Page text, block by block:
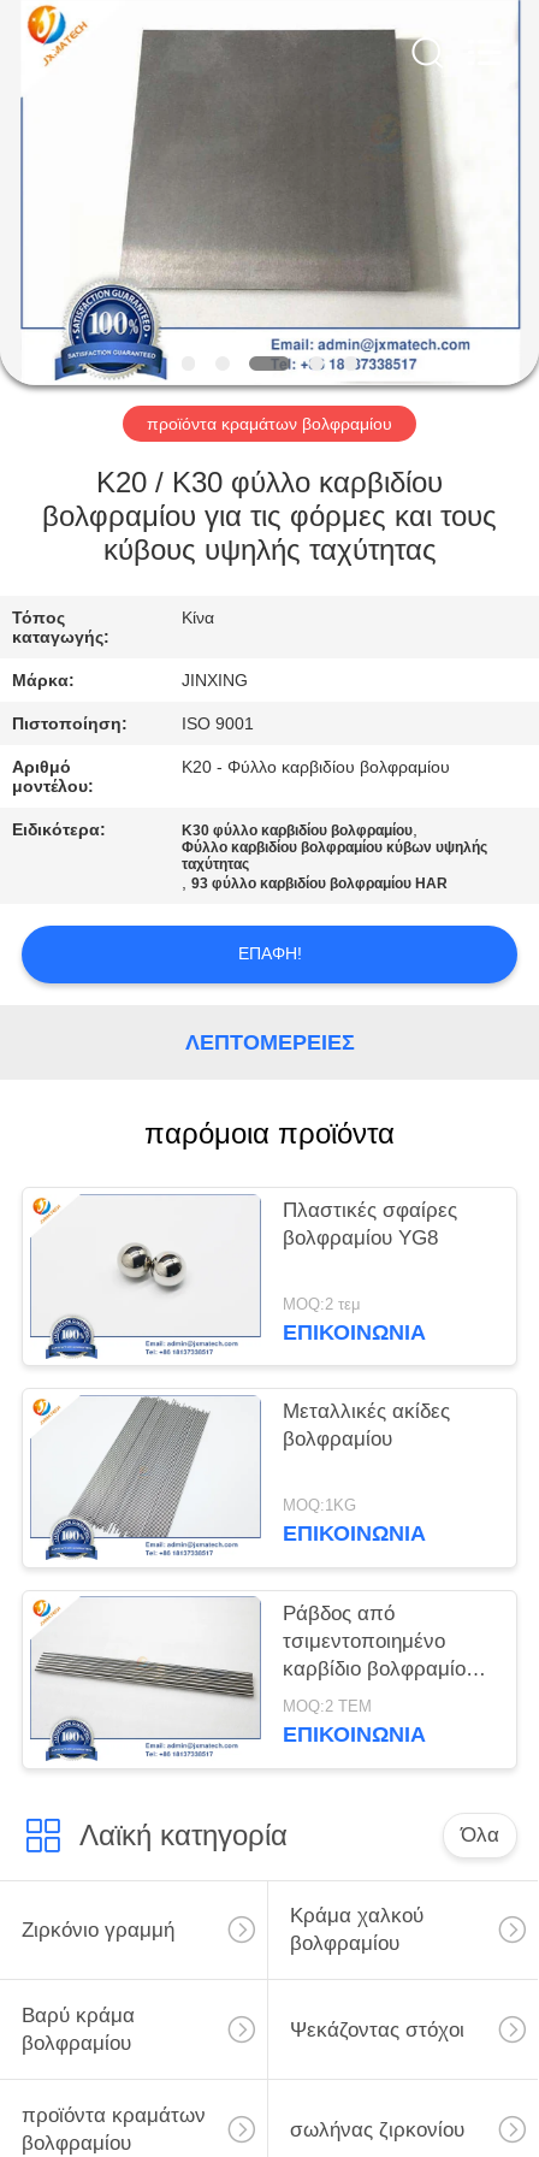
ΠΡΟΪΌΝΤΑ
ΠΕΡΊΠΟΥ
ΕΜΕΊΣ
ΓΎΡΟΣ
ΕΡΓΟΣΤΑΣΊΩΝ
ΜΑΣ
ΕΛΆΤΕ
ΕΠΑΦΉ
ΜΕ
ΕΙΔΉΣΕΙΣ
ΠΕΡΙΠΤΏΣΕΙΣ
ΈΝΑ
ΑΠΌΣΠΑΣΜΑ
PRIVACY
Rights
Reserved.
ECER
προϊόντα κραμάτων βολφραμίου
K20 / K30 φύλλο καρβιδίου
βολφραμίου για τις φόρμες και τους
κύβους υψηλής ταχύτητας
Τόπος
καταγωγής:
Κίνα
Μάρκα: JINXING
Πιστοποίηση: ISO 9001
Αριθμό
μοντέλου:
K20 - Φύλλο καρβιδίου βολφραμίου
Ειδικότερα: K30 φύλλο καρβιδίου βολφραμίου,
Φύλλο καρβιδίου βολφραμίου κύβων υψηλής
ταχύτητας
,93 φύλλο καρβιδίου βολφραμίου HAR
ΕΠΑΦΉ!
ΛΕΠΤΟΜΈΡΕΙΕΣ
παρόμοια προϊόντα
Πλαστικές σφαίρες
βολφραμίου YG8
MOQ:2 τεμ
ΕΠΙΚΟΙΝΩΝΊΑ
Μεταλλικές ακίδες
βολφραμίου
MOQ:1KG
ΕΠΙΚΟΙΝΩΝΊΑ
Ράβδος από
τσιμεντοποιημένο
καρβίδιο βολφραμίου
YG8
MOQ:2 ΤΕΜ
ΕΠΙΚΟΙΝΩΝΊΑ
Λαϊκή κατηγορία Όλα
Ζιρκόνιο γραμμή
Κράμα χαλκού
βολφραμίου
Βαρύ κράμα
βολφραμίου
Ψεκάζοντας στόχοι
προϊόντα κραμάτων
βολφραμίου
σωλήνας ζιρκονίου